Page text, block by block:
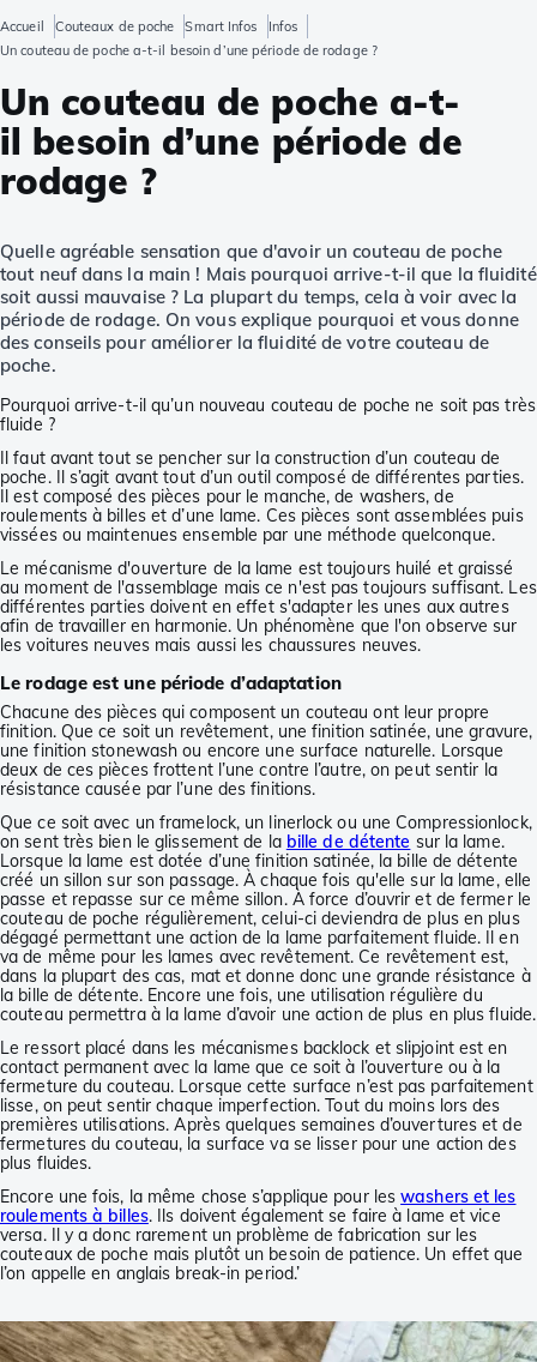
Accueil Couteaux de poche Smart Infos
Infos
Un couteau de poche a-t-il besoin d’une période de rodage ?
Un couteau de poche a-t-
il besoin d’une période de
rodage ?
Quelle agréable sensation que d'avoir un couteau de poche
tout neuf dans la main ! Mais pourquoi arrive-t-il que la fluidité
soit aussi mauvaise ? La plupart du temps, cela à voir avec la
période de rodage. On vous explique pourquoi et vous donne
des conseils pour améliorer la fluidité de votre couteau de
poche.
Pourquoi arrive-t-il qu’un nouveau couteau de poche ne soit pas très
fluide ?
Il faut avant tout se pencher sur la construction d’un couteau de
poche. Il s’agit avant tout d’un outil composé de différentes parties.
Il est composé des pièces pour le manche, de washers, de
roulements à billes et d’une lame. Ces pièces sont assemblées puis
vissées ou maintenues ensemble par une méthode quelconque.
Le mécanisme d'ouverture de la lame est toujours huilé et graissé
au moment de l'assemblage mais ce n'est pas toujours suffisant. Les
différentes parties doivent en effet s'adapter les unes aux autres
afin de travailler en harmonie. Un phénomène que l'on observe sur
les voitures neuves mais aussi les chaussures neuves.
Le rodage est une période d’adaptation
Chacune des pièces qui composent un couteau ont leur propre
finition. Que ce soit un revêtement, une finition satinée, une gravure,
une finition stonewash ou encore une surface naturelle. Lorsque
deux de ces pièces frottent l’une contre l’autre, on peut sentir la
résistance causée par l’une des finitions.
Que ce soit avec un framelock, un linerlock ou une Compressionlock,
on sent très bien le glissement de la bille de détente sur la lame.
Lorsque la lame est dotée d’une finition satinée, la bille de détente
créé un sillon sur son passage. À chaque fois qu'elle sur la lame, elle
passe et repasse sur ce même sillon. À force d’ouvrir et de fermer le
couteau de poche régulièrement, celui-ci deviendra de plus en plus
dégagé permettant une action de la lame parfaitement fluide. Il en
va de même pour les lames avec revêtement. Ce revêtement est,
dans la plupart des cas, mat et donne donc une grande résistance à
la bille de détente. Encore une fois, une utilisation régulière du
couteau permettra à la lame d’avoir une action de plus en plus fluide.
Le ressort placé dans les mécanismes backlock et slipjoint est en
contact permanent avec la lame que ce soit à l’ouverture ou à la
fermeture du couteau. Lorsque cette surface n’est pas parfaitement
lisse, on peut sentir chaque imperfection. Tout du moins lors des
premières utilisations. Après quelques semaines d’ouvertures et de
fermetures du couteau, la surface va se lisser pour une action des
plus fluides.
Encore une fois, la même chose s’applique pour leswashers et les
roulements à billes. Ils doivent également se faire à lame et vice
versa. Il y a donc rarement un problème de fabrication sur les
couteaux de poche mais plutôt un besoin de patience. Un effet que
l’on appelle en anglais break-in period.’